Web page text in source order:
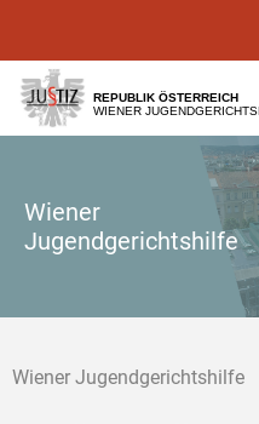
[1]
[2]
[3]
REPUBLIK ÖSTERREICH
WIENER
Wiener
Jugendgerichtshilfe
Wiener Jugendgerichtshilfe